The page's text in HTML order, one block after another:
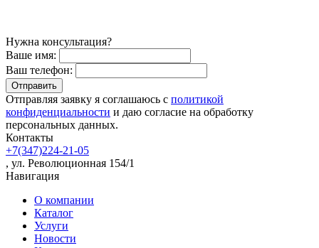
Нужна консультация?
Ваше имя:
Ваш телефон:
Отправляя заявку я соглашаюсь с политикой
конфиденциальности и даю согласие на обработку
персональных данных.
Контакты
+7(347)224-21-05
, ул. Революционная 154/1
Навигация
О компании
Каталог
Услуги
Новости